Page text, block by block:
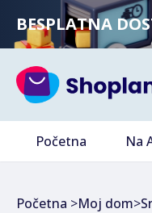
BESPLATNA
Početna Na
Početna >Moj dom>